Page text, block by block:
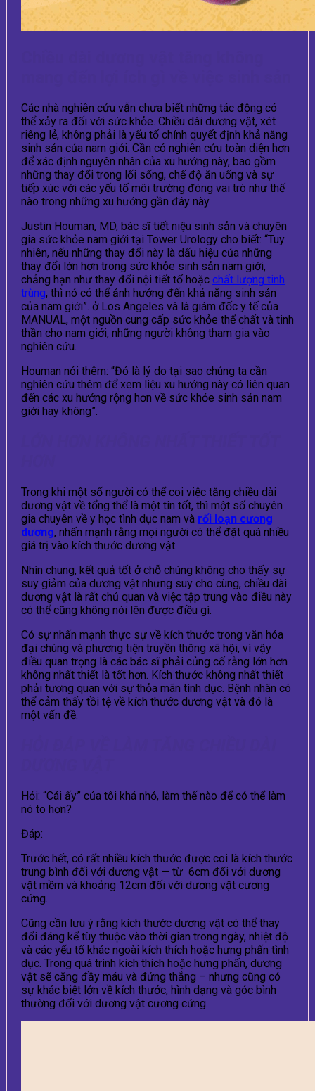
Các nhà nghiên cứu vẫn chưa biết những tác động có
thể xảy ra đối với sức khỏe. Chiều dài dương vật, xét
riêng lẻ, không phải là yếu tố chính quyết định khả năng
sinh sản của nam giới. Cần có nghiên cứu toàn diện hơn
để xác định nguyên nhân của xu hướng này, bao gồm
những thay đổi trong lối sống, chế độ ăn uống và sự
tiếp xúc với các yếu tố môi trường đóng vai trò như thế
nào trong những xu hướng gần đây này.
Justin Houman, MD, bác sĩ tiết niệu sinh sản và chuyên
gia sức khỏe nam giới tại Tower Urology cho biết: “Tuy
nhiên, nếu những thay đổi này là dấu hiệu của những
thay đổi lớn hơn trong sức khỏe sinh sản nam giới,
chẳng hạn như thay đổi nội tiết tố hoặc chất lượng tinh
trùng, thì nó có thể ảnh hưởng đến khả năng sinh sản
của nam giới”. ở Los Angeles và là giám đốc y tế của
MANUAL, một nguồn cung cấp sức khỏe thể chất và tinh
thần cho nam giới, những người không tham gia vào
nghiên cứu.
Houman nói thêm: “Đó là lý do tại sao chúng ta cần
nghiên cứu thêm để xem liệu xu hướng này có liên quan
đến các xu hướng rộng hơn về sức khỏe sinh sản nam
giới hay không”.
Trong khi một số người có thể coi việc tăng chiều dài
dương vật về tổng thể là một tin tốt, thì một số chuyên
gia chuyên về y học tình dục nam và rối loạn cương
dương, nhấn mạnh rằng mọi người có thể đặt quá nhiều
giá trị vào kích thước dương vật.
Nhìn chung, kết quả tốt ở chỗ chúng không cho thấy sự
suy giảm của dương vật nhưng suy cho cùng, chiều dài
dương vật là rất chủ quan và việc tập trung vào điều này
có thể cũng không nói lên được điều gì.
Có sự nhấn mạnh thực sự về kích thước trong văn hóa
đại chúng và phương tiện truyền thông xã hội, vì vậy
điều quan trọng là các bác sĩ phải củng cố rằng lớn hơn
không nhất thiết là tốt hơn. Kích thước không nhất thiết
phải tương quan với sự thỏa mãn tình dục. Bệnh nhân có
thể cảm thấy tồi tệ về kích thước dương vật và đó là
một vấn đề.
Hỏi: “Cái ấy” của tôi khá nhỏ, làm thế nào để có thể làm
nó to hơn?
Đáp:
Trước hết, có rất nhiều kích thước được coi là kích thước
trung bình đối với dương vật — từ 6cm đối với dương
vật mềm và khoảng 12cm đối với dương vật cương
cứng.
Cũng cần lưu ý rằng kích thước dương vật có thể thay
đổi đáng kể tùy thuộc vào thời gian trong ngày, nhiệt độ
và các yếu tố khác ngoài kích thích hoặc hưng phấn tình
dục. Trong quá trình kích thích hoặc hưng phấn, dương
vật sẽ căng đầy máu và đứng thẳng – nhưng cũng có
sự khác biệt lớn về kích thước, hình dạng và góc bình
thường đối với dương vật cương cứng.